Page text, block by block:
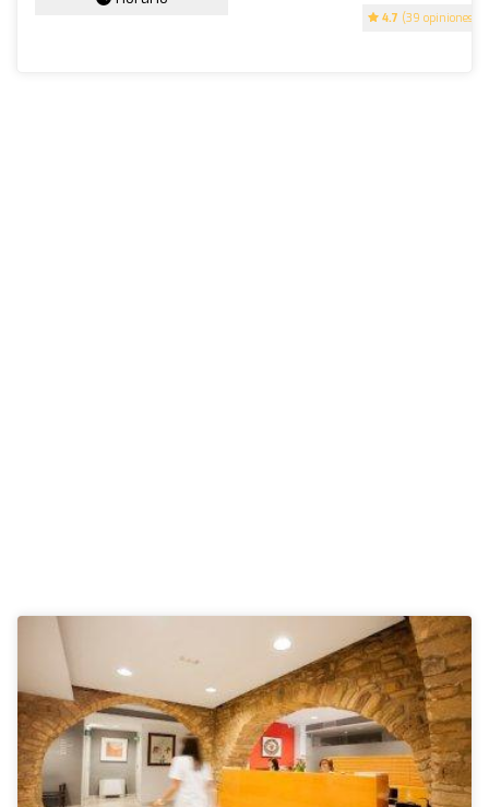
4.7 (39 opiniones)